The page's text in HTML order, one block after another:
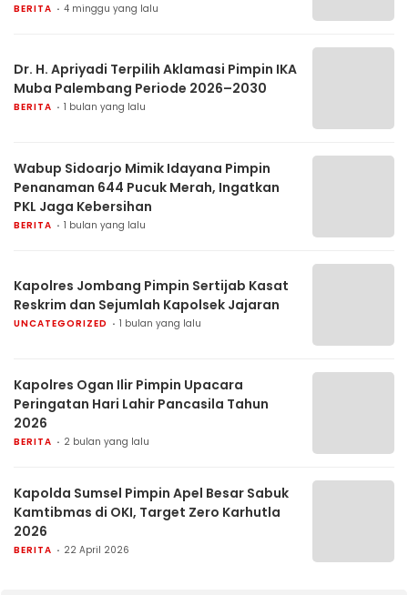
BERITA 4 minggu yang lalu
Dr. H. Apriyadi Terpilih Aklamasi Pimpin IKA
Muba Palembang Periode 2026–2030
BERITA 1 bulan yang lalu
Wabup Sidoarjo Mimik Idayana Pimpin
Penanaman 644 Pucuk Merah, Ingatkan
PKL Jaga Kebersihan
BERITA 1 bulan yang lalu
Kapolres Jombang Pimpin Sertijab Kasat
Reskrim dan Sejumlah Kapolsek Jajaran
UNCATEGORIZED 1 bulan yang lalu
Kapolres Ogan Ilir Pimpin Upacara
Peringatan Hari Lahir Pancasila Tahun
2026
BERITA 2 bulan yang lalu
Kapolda Sumsel Pimpin Apel Besar Sabuk
Kamtibmas di OKI, Target Zero Karhutla
2026
BERITA 22 April 2026